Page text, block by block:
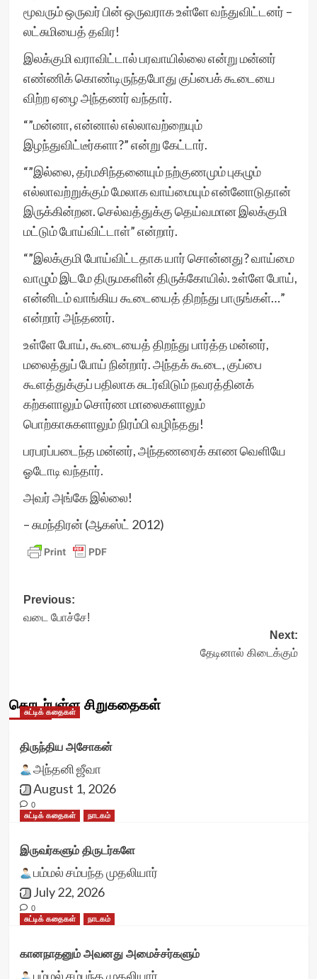
மூவரும் ஒருவர் பின் ஒருவராக உள்ளே வந்துவிட்டனர் –
லட்சுமியைத் தவிர!
இலக்குமி வராவிட்டால் பரவாயில்லை என்று மன்னர்
எண்ணிக் கொண்டிருந்தபோது குப்பைக் கூடையை
விற்ற ஏழை அந்தணர் வந்தார்.
“”மன்னா, என்னால் எல்லாவற்றையும்
இழந்துவிட்டீர்களா?” என்று கேட்டார்.
“”இல்லை, தர்மசிந்தனையும் நற்குணமும் புகழும்
எல்லாவற்றுக்கும் மேலாக வாய்மையும் என்னோடுதான்
இருக்கின்றன. செல்வத்துக்கு தெய்வமான இலக்குமி
மட்டும் போய்விட்டாள்” என்றார்.
“”இலக்குமி போய்விட்டதாக யார் சொன்னது? வாய்மை
வாழும் இடமே திருமகளின் திருக்கோயில். உள்ளே போய்,
என்னிடம் வாங்கிய கூடையைத் திறந்து பாருங்கள்…”
என்றார் அந்தணர்.
உள்ளே போய், கூடையைத் திறந்து பார்த்த மன்னர்,
மலைத்துப் போய் நின்றார். அந்தக் கூடை, குப்பை
கூளத்துக்குப் பதிலாக சுடர்விடும் நவரத்தினக்
கற்களாலும் சொர்ண மாலைகளாலும்
பொற்காசுகளாலும் நிரம்பி வழிந்தது!
பரபரப்படைந்த மன்னர், அந்தணரைக் காண வெளியே
ஓடோடி வந்தார்.
அவர் அங்கே இல்லை!
– சுமந்திரன் (ஆகஸ்ட் 2012)
Post
navigation
Previous:
வடை போச்சே!
Next:
தேடினால் கிடைக்கும்
தொடர்புள்ள சிறுகதைகள்
சுட்டிக் கதைகள்
திருந்திய அசோகன்
அந்தனி ஜீவா
August 1, 2026
0
சுட்டிக் கதைகள்
நாடகம்
இருவர்களும் திருடர்களே
பம்மல் சம்பந்த முதலியார்
July 22, 2026
0
சுட்டிக் கதைகள்
நாடகம்
கானநாதனும் அவனது அமைச்சர்களும்
பம்மல் சம்பந்த முதலியார்